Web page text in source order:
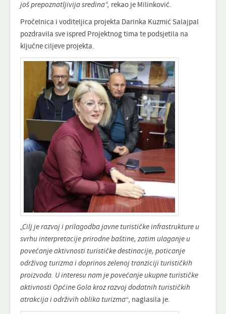
još prepoznatljivija sredina“, rekao je Milinković.
Pročelnica i voditeljica projekta Darinka Kuzmić Salajpal
pozdravila sve ispred Projektnog tima te podsjetila na
ključne ciljeve projekta.
„Cilj je razvoj i prilagodba javne turističke infrastrukture u
svrhu interpretacije prirodne baštine, zatim ulaganje u
povećanje aktivnosti turističke destinacije, poticanje
održivog turizma i doprinos zelenoj tranziciji turističkih
proizvoda. U interesu nam je povećanje ukupne turističke
aktivnosti Općine Gola kroz razvoj dodatnih turističkih
atrakcija i održivih oblika turizma“, naglasila je.